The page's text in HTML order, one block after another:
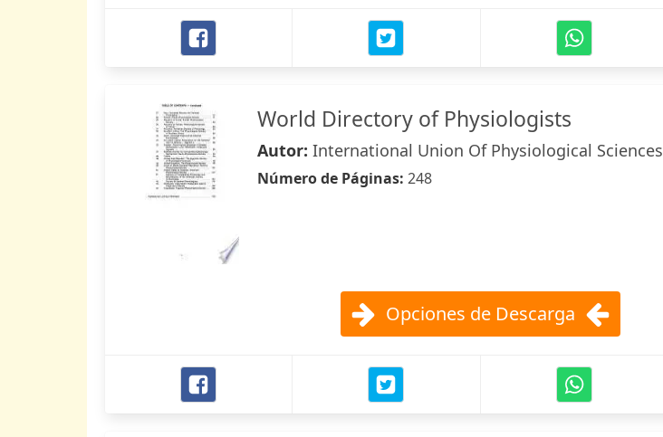
World Directory of Physiologists
Autor: International Union Of Physiological Sciences
Número de Páginas: 248
Opciones de Descarga